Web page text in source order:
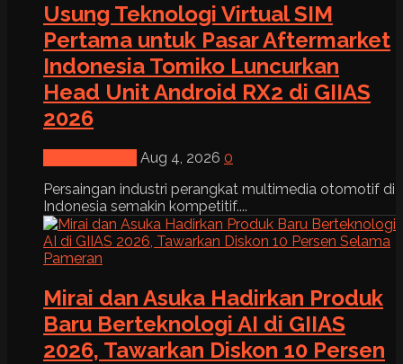
Usung Teknologi Virtual SIM
Pertama untuk Pasar Aftermarket
Indonesia Tomiko Luncurkan
Head Unit Android RX2 di GIIAS
2026
Aug 4, 2026 0
Persaingan industri perangkat multimedia otomotif di
Indonesia semakin kompetitif....
Mirai dan Asuka Hadirkan Produk
Baru Berteknologi AI di GIIAS
2026, Tawarkan Diskon 10 Persen